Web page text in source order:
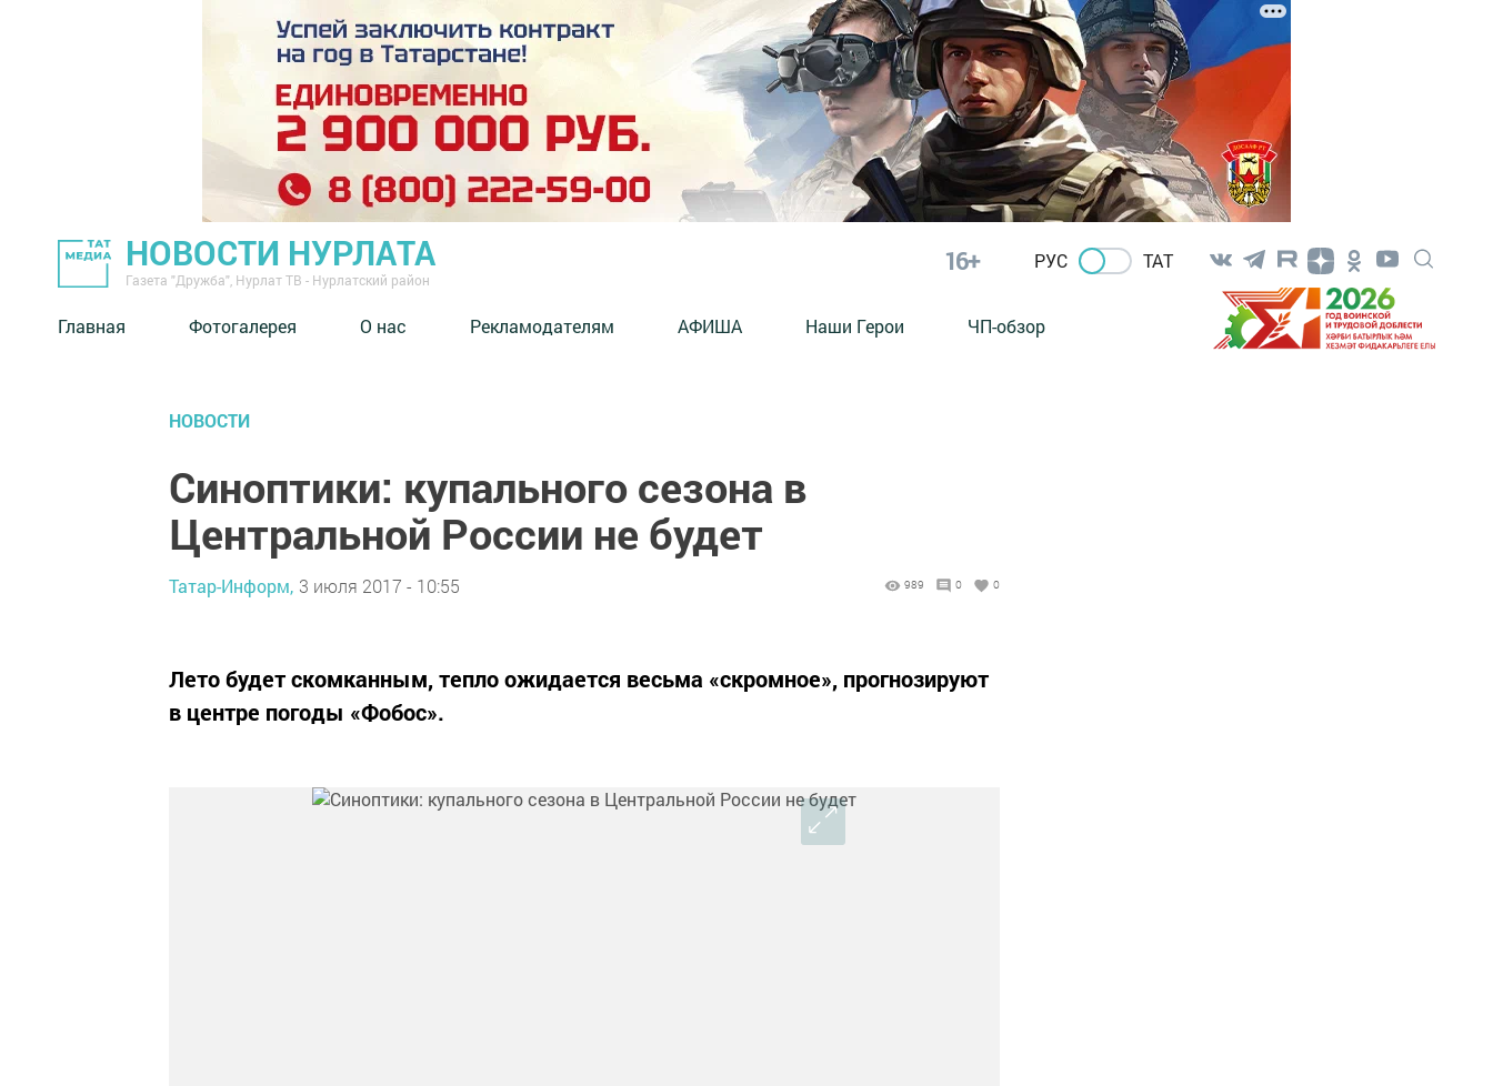
НОВОСТИ НУРЛАТА
Газета "Дружба", Нурлат ТВ - Нурлатский район
16+ РУС ТАТ
Главная Фотогалерея О нас Рекламодателям АФИША Наши Герои ЧП-обзор
НОВОСТИ
Синоптики: купального сезона в
Центральной России не будет
Татар-Информ, 3 июля 2017 - 10:55 989 0 0
Лето будет скомканным, тепло ожидается весьма «скромное», прогнозируют
в центре погоды «Фобос».